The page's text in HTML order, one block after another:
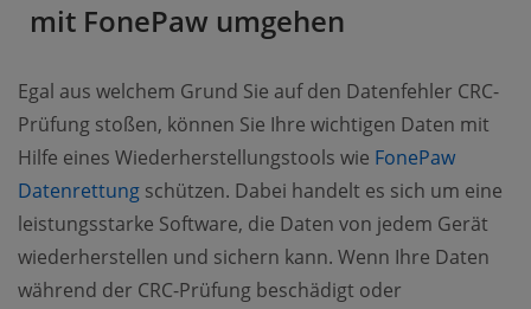
mit FonePaw umgehen
Egal aus welchem Grund Sie auf den Datenfehler CRC-
Prüfung stoßen, können Sie Ihre wichtigen Daten mit
Hilfe eines Wiederherstellungstools wie FonePaw
Datenrettung schützen. Dabei handelt es sich um eine
leistungsstarke Software, die Daten von jedem Gerät
wiederherstellen und sichern kann. Wenn Ihre Daten
während der CRC-Prüfung beschädigt oder